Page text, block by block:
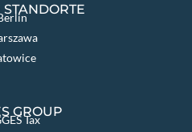
GROUP
Tax